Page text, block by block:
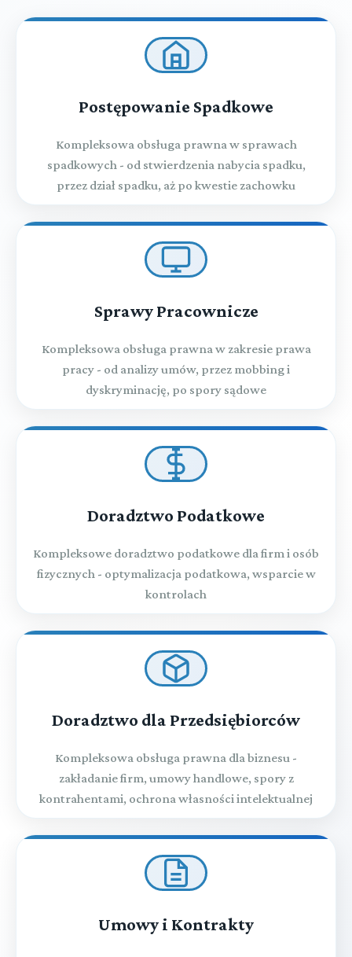
Postępowanie Spadkowe
Kompleksowa obsługa prawna w sprawach
spadkowych - od stwierdzenia nabycia spadku,
przez dział spadku, aż po kwestie zachowku
Sprawy Pracownicze
Kompleksowa obsługa prawna w zakresie prawa
pracy - od analizy umów, przez mobbing i
dyskryminację, po spory sądowe
Doradztwo Podatkowe
Kompleksowe doradztwo podatkowe dla firm i osób
fizycznych - optymalizacja podatkowa, wsparcie w
kontrolach
Doradztwo dla Przedsiębiorców
Kompleksowa obsługa prawna dla biznesu -
zakładanie firm, umowy handlowe, spory z
kontrahentami, ochrona własności intelektualnej
Umowy i Kontrakty